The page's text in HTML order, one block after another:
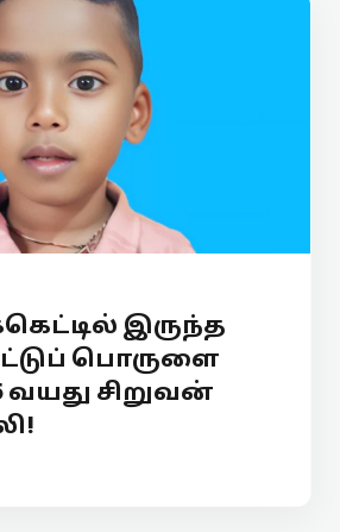
இருந்த
பொருளை
வயது சிறுவன்